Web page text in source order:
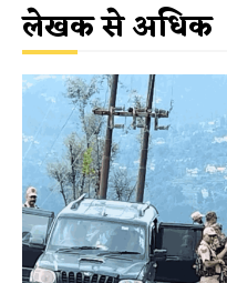
लेखक से अधिक